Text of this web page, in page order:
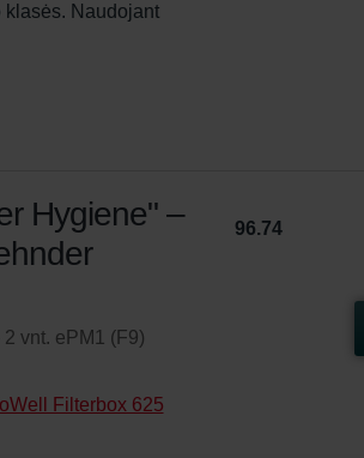
klasės. Naudojant
Hygiene" –
vnt. ePM1 (F9)
Filterbox 625
96.74